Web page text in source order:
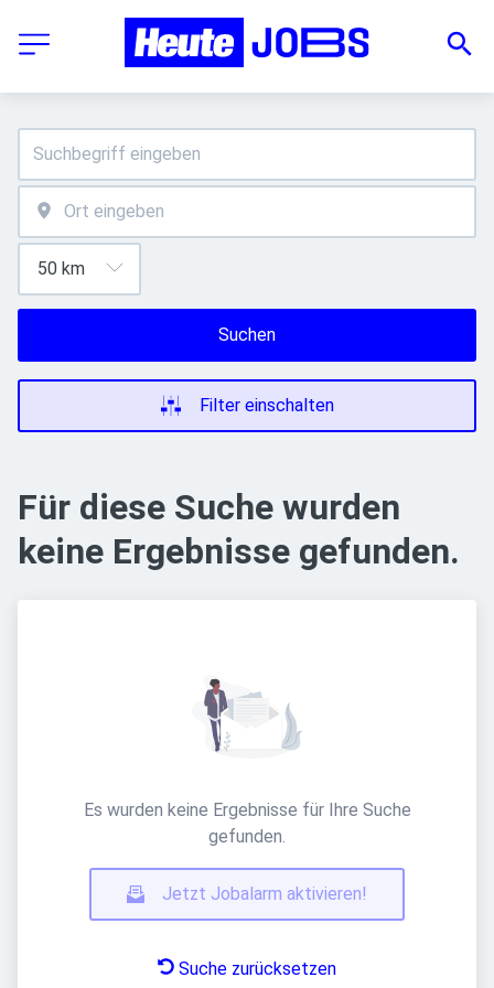
Suchen
Filter einschalten
Für diese Suche wurden
keine Ergebnisse gefunden.
Es wurden keine Ergebnisse für Ihre Suche
gefunden.
Jetzt Jobalarm aktivieren!
Suche zurücksetzen